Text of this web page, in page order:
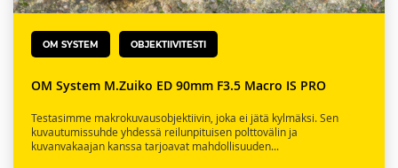
OM SYSTEM OBJEKTIIVITESTI
OM System M.Zuiko ED 90mm F3.5 Macro IS PRO
Testasimme makrokuvausobjektiivin, joka ei jätä kylmäksi. Sen
kuvautumissuhde yhdessä reilunpituisen polttovälin ja
kuvanvakaajan kanssa tarjoavat mahdollisuuden...